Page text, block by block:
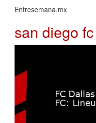
Entresemana.mx
san diego fc